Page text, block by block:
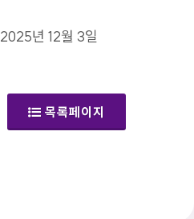
2025년 12월 3일
목록페이지